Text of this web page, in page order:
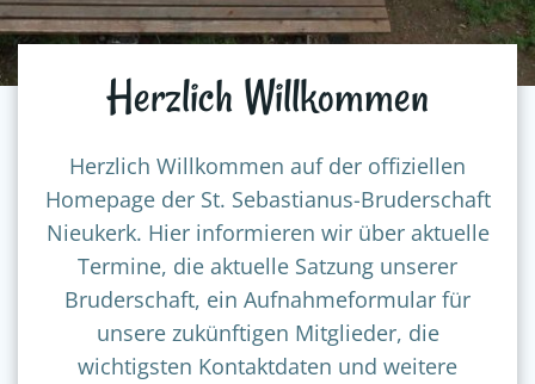
Herzlich Willkommen
Herzlich Willkommen auf der offiziellen
Homepage der St. Sebastianus-Bruderschaft
Nieukerk. Hier informieren wir über aktuelle
Termine, die aktuelle Satzung unserer
Bruderschaft, ein Aufnahmeformular für
unsere zukünftigen Mitglieder, die
wichtigsten Kontaktdaten und weitere